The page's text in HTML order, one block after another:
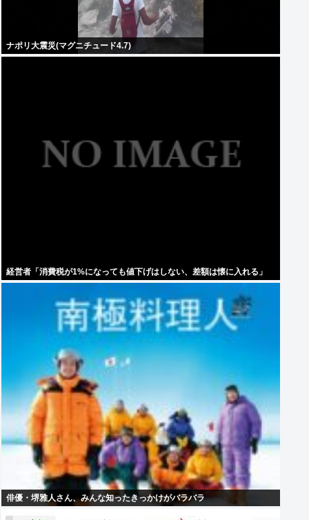
ナポリ大震災(マグニチュード4.7)
経営者「消費税が1%になっても値下げはしない、差額は懐に入れる」
俳優・堺雅人さん、みんな知ったきっかけがバラバラ